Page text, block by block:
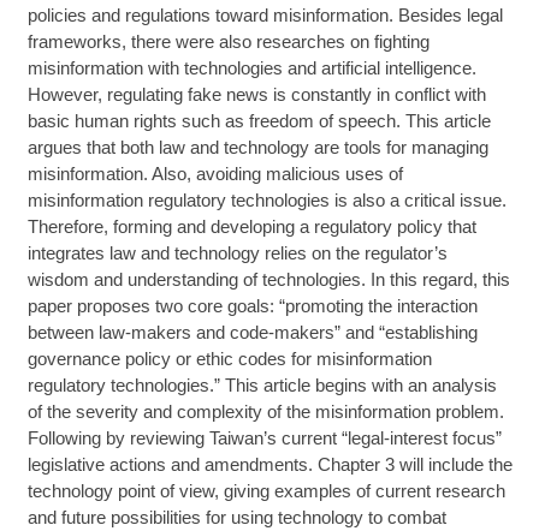
policies and regulations toward misinformation. Besides legal
frameworks, there were also researches on fighting
misinformation with technologies and artificial intelligence.
However, regulating fake news is constantly in conflict with
basic human rights such as freedom of speech. This article
argues that both law and technology are tools for managing
misinformation. Also, avoiding malicious uses of
misinformation regulatory technologies is also a critical issue.
Therefore, forming and developing a regulatory policy that
integrates law and technology relies on the regulator’s
wisdom and understanding of technologies. In this regard, this
paper proposes two core goals: “promoting the interaction
between law-makers and code-makers” and “establishing
governance policy or ethic codes for misinformation
regulatory technologies.” This article begins with an analysis
of the severity and complexity of the misinformation problem.
Following by reviewing Taiwan’s current “legal-interest focus”
legislative actions and amendments. Chapter 3 will include the
technology point of view, giving examples of current research
and future possibilities for using technology to combat